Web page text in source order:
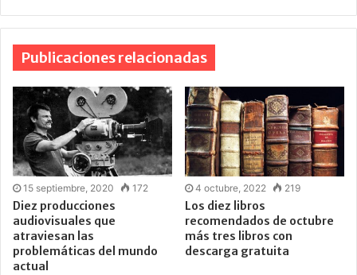
Publicaciones relacionadas
15 septiembre, 2020 172
Diez producciones
audiovisuales que
atraviesan las
problemáticas del mundo
actual
4 octubre, 2022 219
Los diez libros
recomendados de octubre
más tres libros con
descarga gratuita